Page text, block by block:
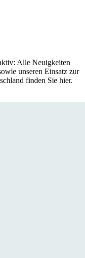
Alle Neuigkeiten
unseren Einsatz zur
finden Sie hier.